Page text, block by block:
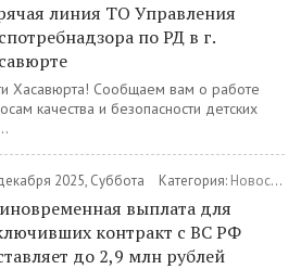
линия ТО Управления
по РД в г.
Хасавюрта! Сообщаем вам о работе
качества и безопасности детских
2025, Суббота Категория: Новости
выплата для
контракт с ВС РФ
до 2,9 млн рублей